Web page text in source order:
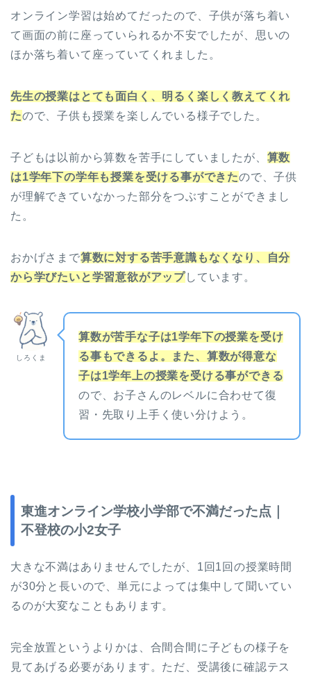
オンライン学習は始めてだったので、子供が落ち着い
て画面の前に座っていられるか不安でしたが、思いの
ほか落ち着いて座っていてくれました。
先生の授業はとても面白く、明るく楽しく教えてくれ
たので、子供も授業を楽しんでいる様子でした。
子どもは以前から算数を苦手にしていましたが、 算数
は1学年下の学年も授業を受ける事ができたので、子供
が理解できていなかった部分をつぶすことができまし
た。
おかげさまで算数に対する苦手意識もなくなり、自分
から学びたいと学習意欲がアップしています。
しろくま
算数が苦手な子は1学年下の授業を受け
る事もできるよ。また、算数が得意な
子は1学年上の授業を受ける事ができる
ので、お子さんのレベルに合わせて復
習・先取り上手く使い分けよう。
東進オンライン学校小学部で不満だった点｜
不登校の小2女子
大きな不満はありませんでしたが、1回1回の授業時間
が30分と長いので、単元によっては集中して聞いてい
るのが大変なこともあります。
完全放置というよりかは、合間合間に子どもの様子を
見てあげる必要があります。ただ、受講後に確認テス